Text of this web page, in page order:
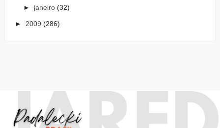
► janeiro (32)
► 2009 (286)